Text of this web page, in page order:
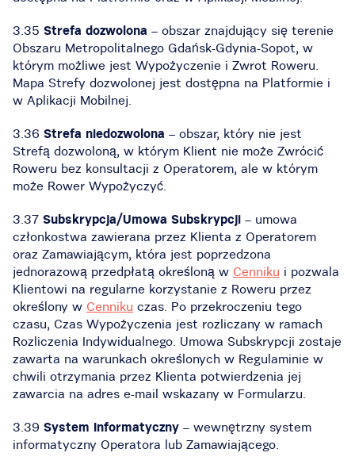
3.35 Strefa dozwolona – obszar znajdujący się terenie
Obszaru Metropolitalnego Gdańsk-Gdynia-Sopot, w
którym możliwe jest Wypożyczenie i Zwrot Roweru.
Mapa Strefy dozwolonej jest dostępna na Platformie i
w Aplikacji Mobilnej.
3.36 Strefa niedozwolona – obszar, który nie jest
Strefą dozwoloną, w którym Klient nie może Zwrócić
Roweru bez konsultacji z Operatorem, ale w którym
może Rower Wypożyczyć.
3.37 Subskrypcja/Umowa Subskrypcji – umowa
członkostwa zawierana przez Klienta z Operatorem
oraz Zamawiającym, która jest poprzedzona
jednorazową przedpłatą określoną w Cenniku i pozwala
Klientowi na regularne korzystanie z Roweru przez
określony w Cenniku czas. Po przekroczeniu tego
czasu, Czas Wypożyczenia jest rozliczany w ramach
Rozliczenia Indywidualnego. Umowa Subskrypcji zostaje
zawarta na warunkach określonych w Regulaminie w
chwili otrzymania przez Klienta potwierdzenia jej
zawarcia na adres e-mail wskazany w Formularzu.
3.39 System Informatyczny – wewnętrzny system
informatyczny Operatora lub Zamawiającego.